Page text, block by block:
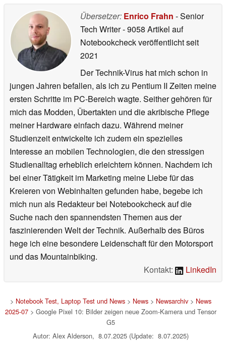
Forum.
Kontakt:
@aldersonaj
Übersetzer:
Tech Writer- 9058 Artikel auf
Notebookcheck veröffentlichtseit
2021
Der Technik-Virus hat mich schon in
jungen Jahren befallen, als ich zu Pentium II Zeiten meine
ersten Schritte im PC-Bereich wagte. Seither gehören für
mich das Modden, Übertakten und die akribische Pflege
meiner Hardware einfach dazu. Während meiner
Studienzeit entwickelte ich zudem ein spezielles
Interesse an mobilen Technologien, die den stressigen
Studienalltag erheblich erleichtern können. Nachdem ich
bei einer Tätigkeit im Marketing meine Liebe für das
Kreieren von Webinhalten gefunden habe, begebe ich
mich nun als Redakteur bei Notebookcheck auf die
Suche nach den spannendsten Themen aus der
faszinierenden Welt der Technik. Außerhalb des Büros
und das Mountainbiking.
Kontakt:
LinkedIn